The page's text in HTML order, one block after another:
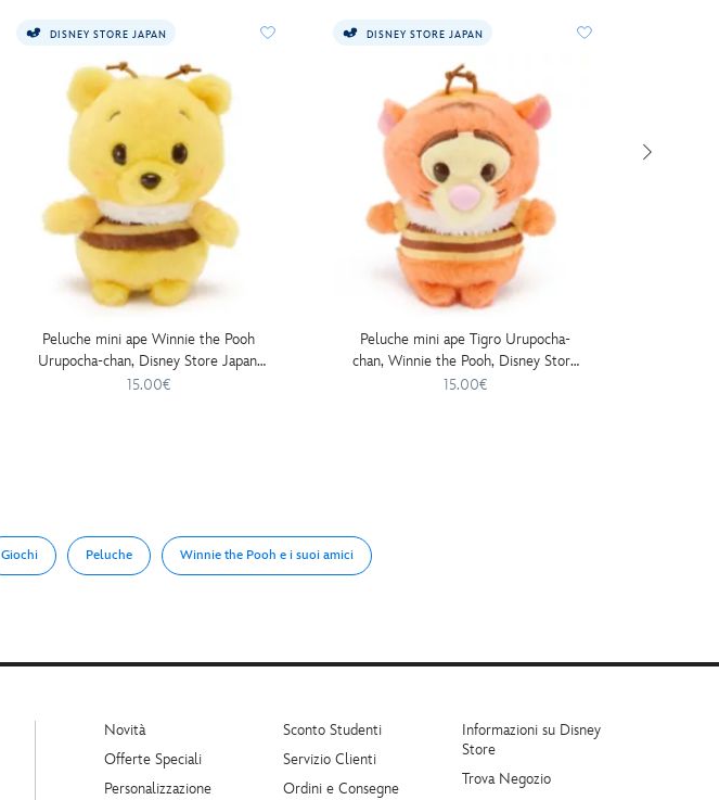
DISNEY STORE JAPAN
Peluche mini ape Winnie the Pooh
Urupocha-chan, Disney Store Japan,
11cm
15.00€
DISNEY STORE JAPAN
Peluche mini ape Tigro Urupocha-
chan, Winnie the Pooh, Disney Store
Japan, 11cm
15.00€
Giochi Peluche Winnie the Pooh e i suoi amici
Novità
Offerte Speciali
Personalizzazione
Sconto Studenti
Servizio Clienti
Ordini e Consegne
Informazioni su Disney
Store
Trova Negozio